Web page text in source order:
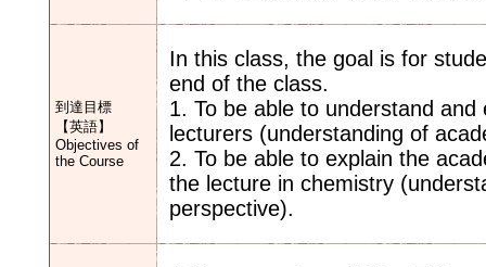
到達目標
【英語】
Objectives of
the Course
In this class, the goal is for
end of the class.
1. To be able to understand
lecturers (understanding of
2. To be able to explain the
the lecture in chemistry
perspective).